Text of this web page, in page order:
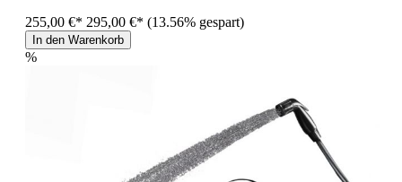
255,00 €* 295,00 €* (13.56% gespart)
In den Warenkorb
%